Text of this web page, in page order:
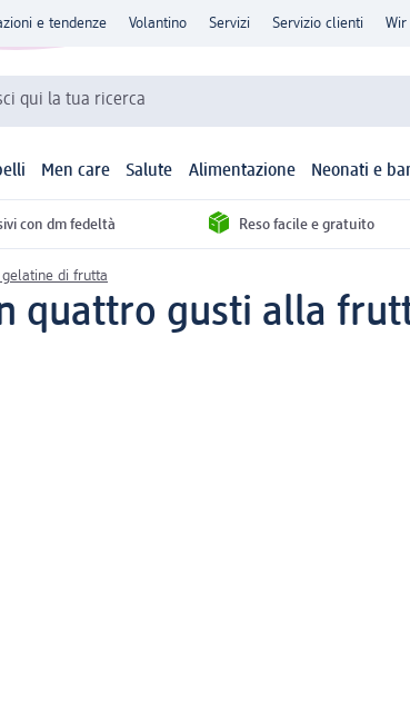
e tendenze Volantino Servizi Servizio clienti Wir
qui la tua ricerca
Men care Salute Alimentazione Neonati e
con dm fedeltà Reso facile e gratuito
di frutta
quattro gusti alla